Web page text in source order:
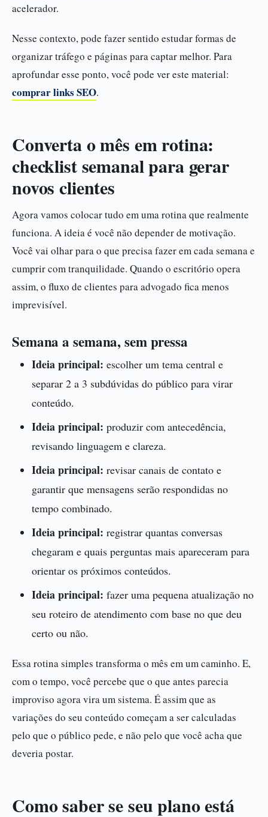
acelerador.
Nesse contexto, pode fazer sentido estudar formas de
organizar tráfego e páginas para captar melhor. Para
aprofundar esse ponto, você pode ver este material:
comprar links SEO.
Converta o mês em rotina:
checklist semanal para gerar
novos clientes
Agora vamos colocar tudo em uma rotina que realmente
funciona. A ideia é você não depender de motivação.
Você vai olhar para o que precisa fazer em cada semana e
cumprir com tranquilidade. Quando o escritório opera
assim, o fluxo de clientes para advogado fica menos
imprevisível.
Semana a semana, sem pressa
Ideia principal: escolher um tema central e
separar 2 a 3 subdúvidas do público para virar
conteúdo.
Ideia principal: produzir com antecedência,
revisando linguagem e clareza.
Ideia principal: revisar canais de contato e
garantir que mensagens serão respondidas no
tempo combinado.
Ideia principal: registrar quantas conversas
chegaram e quais perguntas mais apareceram para
orientar os próximos conteúdos.
Ideia principal: fazer uma pequena atualização no
seu roteiro de atendimento com base no que deu
certo ou não.
Essa rotina simples transforma o mês em um caminho. E,
com o tempo, você percebe que o que antes parecia
improviso agora vira um sistema. É assim que as
variações do seu conteúdo começam a ser calculadas
pelo que o público pede, e não pelo que você acha que
deveria postar.
Como saber se seu plano está